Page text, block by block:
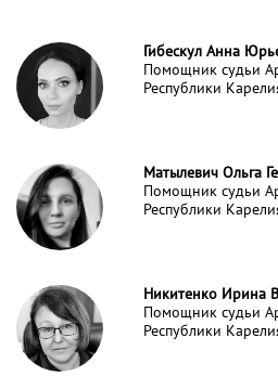
Гибескул Анна
Помощник судьи
Республики
Матылевич Ольга
Помощник судьи
Республики
Никитенко Ирина
Помощник судьи
Республики